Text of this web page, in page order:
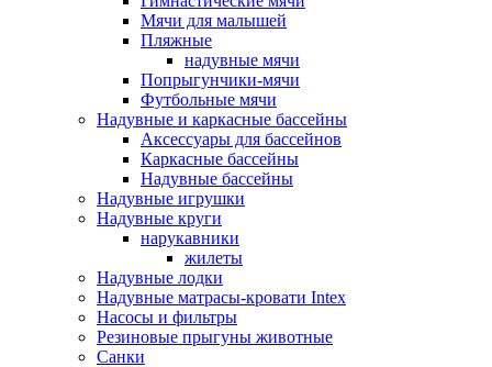
Мячи для малышей
Пляжные
надувные мячи
Попрыгунчики-мячи
Футбольные мячи
Надувные и каркасные бассейны
Аксессуары для бассейнов
Каркасные бассейны
Надувные бассейны
Надувные игрушки
Надувные круги
нарукавники
жилеты
Надувные лодки
Надувные матрасы-кровати Intex
Насосы и фильтры
Резиновые прыгуны животные
Санки